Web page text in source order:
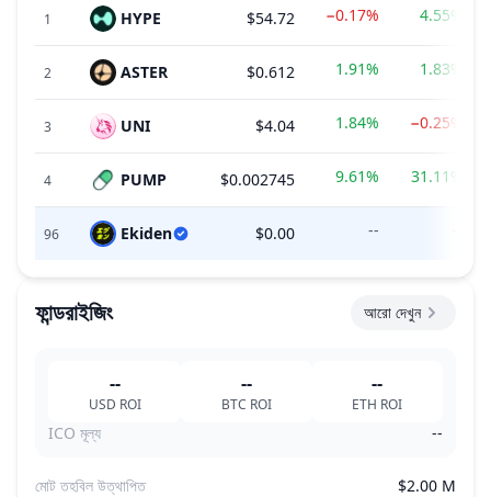
1 HYPE $54.72 −0.17% 4.55%
2 ASTER $0.612 1.91% 1.83%
3 UNI $4.04 1.84% −0.25%
4 PUMP $0.002745 9.61% 31.11%
96 Ekiden $0.00 --
ফান্ডরাইজিং আরো দেখুন
--
USD ROI
--
BTC ROI
--
ETH ROI
ICO মূল্য --
মোট তহবিল উত্থাপিত $2.00 M